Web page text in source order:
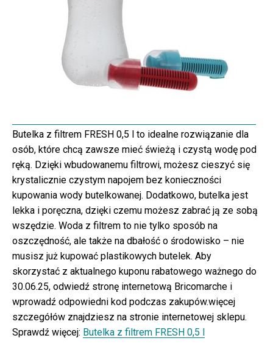
Butelka z filtrem FRESH 0,5 l to idealne rozwiązanie dla
osób, które chcą zawsze mieć świeżą i czystą wodę pod
ręką. Dzięki wbudowanemu filtrowi, możesz cieszyć się
krystalicznie czystym napojem bez konieczności
kupowania wody butelkowanej. Dodatkowo, butelka jest
lekka i poręczna, dzięki czemu możesz zabrać ją ze sobą
wszędzie. Woda z filtrem to nie tylko sposób na
oszczędność, ale także na dbałość o środowisko – nie
musisz już kupować plastikowych butelek. Aby
skorzystać z aktualnego kuponu rabatowego ważnego do
30.06.25, odwiedź stronę internetową Bricomarche i
wprowadź odpowiedni kod podczas zakupów.więcej
szczegółów znajdziesz na stronie internetowej sklepu.
Sprawdź więcej: Butelka z filtrem FRESH 0,5 l